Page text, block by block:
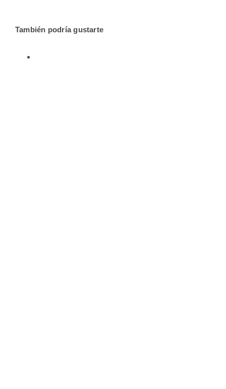
También podría gustarte